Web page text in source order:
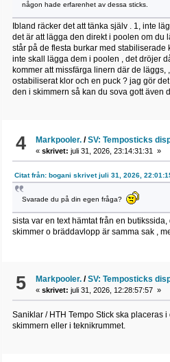
någon hade erfarenhet av dessa sticks.
Ibland räcker det att tänka själv . 1, inte
det är att lägga den direkt i poolen om du
står på de flesta burkar med stabiliserade
inte skall lägga dem i poolen , det dröjer
kommer att missfärga linern där de läggs,
ostabiliserat klor och en puck ? jag gör
den i skimmern så kan du sova gott även
4 Markpooler. /SV: Temposticks
«skrivet: juli 31, 2026, 23:14:31:31 »
Citat från: bogani skrivet juli 31, 2026,
Svarade du på din egen fråga?
sista var en text hämtat från en
skimmer o bräddavlopp är samma sak ,
5 Markpooler. /SV: Temposticks
«skrivet: juli 31, 2026, 12:28:57:57 »
Saniklar / HTH Tempo Stick ska placeras
skimmern eller i teknikrummet.